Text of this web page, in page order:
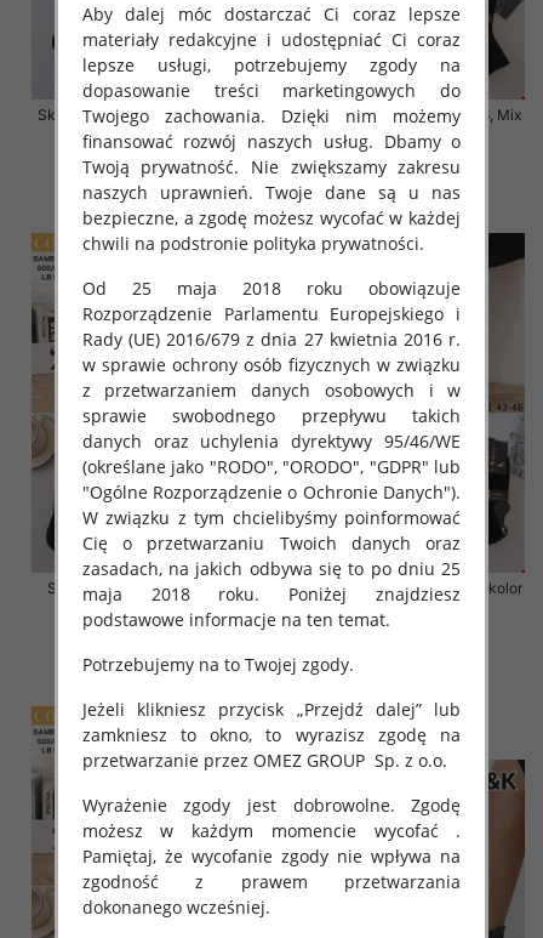
Skarpety męskie Roz 39-46, Mix
kolor Paczka 40 szt
3.20 zł
szczegóły
Skarpety męskie Roz 39-46, Mix
kolor Paczka 40 szt
3.20 zł
szczegóły
Stopki męskie Roz 39-46, Mix
kolor Paczka 40 szt
szczegóły
Stopki męskie Roz 39-46, 1 kolor
Paczka 40 szt
Aby dalej móc dostarczać Ci coraz lepsze
materiały redakcyjne i udostępniać Ci coraz
lepsze usługi, potrzebujemy zgody na
dopasowanie treści marketingowych do
Twojego zachowania. Dzięki nim możemy
finansować rozwój naszych usług. Dbamy o
Twoją prywatność. Nie zwiększamy zakresu
naszych uprawnień. Twoje dane są u nas
bezpieczne, a zgodę możesz wycofać w każdej
chwili na podstronie polityka prywatności.
Od 25 maja 2018 roku obowiązuje
Rozporządzenie Parlamentu Europejskiego i
Rady (UE) 2016/679 z dnia 27 kwietnia 2016 r.
w sprawie ochrony osób fizycznych w związku
z przetwarzaniem danych osobowych i w
sprawie swobodnego przepływu takich
danych oraz uchylenia dyrektywy 95/46/WE
(określane jako "RODO", "ORODO", "GDPR" lub
"Ogólne Rozporządzenie o Ochronie Danych").
W związku z tym chcielibyśmy poinformować
Cię o przetwarzaniu Twoich danych oraz
zasadach, na jakich odbywa się to po dniu 25
maja 2018 roku. Poniżej znajdziesz
podstawowe informacje na ten temat.
Potrzebujemy na to Twojej zgody.
Jeżeli klikniesz przycisk „Przejdź dalej” lub
zamkniesz to okno, to wyrazisz zgodę na
przetwarzanie przez OMEZ GROUP Sp. z o.o.
Wyrażenie zgody jest dobrowolne. Zgodę
możesz w każdym momencie wycofać .
Pamiętaj, że wycofanie zgody nie wpływa na
zgodność z prawem przetwarzania
dokonanego wcześniej.